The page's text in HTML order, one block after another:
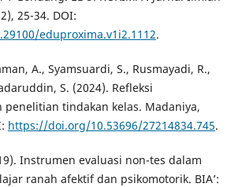
25-34. DOI:
eduproxima.v1i2.1112.
A., Syamsuardi, S., Rusmayadi, R.,
S. (2024). Refleksi
penelitian tindakan kelas. Madaniya,
https://doi.org/10.53696/27214834.745.
Instrumen evaluasi non-tes dalam
ranah afektif dan psikomotorik. BIA’: